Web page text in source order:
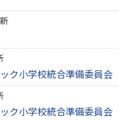
ク小学校統合準備委員会
ク小学校統合準備委員会